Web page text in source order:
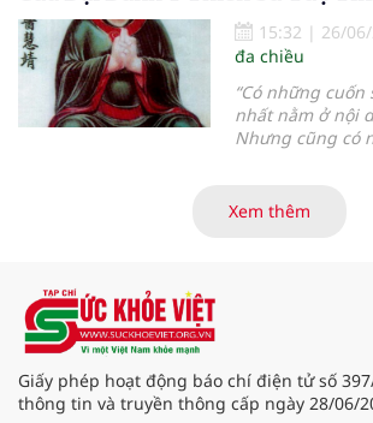
trò trong hệ
15:32 | 26/
đa chiều
“Có những cuốn
nhất nằm ở nội
Nhưng cũng có
vóc của tác giả
Xem thêm
Giấy phép hoạt động báo chí điện tử số
thông tin và truyền thông cấp ngày 28/06/